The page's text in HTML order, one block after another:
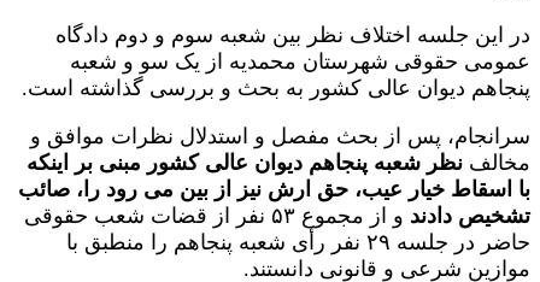
در این جلسه اختلاف نظر بین شعبه سوم و دوم دادگاه
عمومی حقوقی شهرستان محمدیه از یک سو و شعبه
پنجاهم دیوان عالی کشور به بحث و بررسی گذاشته است.
سرانجام، پس از بحث مفصل و استدلال نظرات موافق و
مخالف نظر شعبه پنجاهم دیوان عالی کشور مبنی بر اینکه
با اسقاط خیار عیب، حق ارش نیز از بین می رود را، صائب
تشخیص دادند
و از مجموع ۵۳ نفر از قضات شعب حقوقی
حاضر در جلسه ۲۹ نفر رأی شعبه پنجاهم را منطبق با
موازین شرعی و قانونی دانستند.